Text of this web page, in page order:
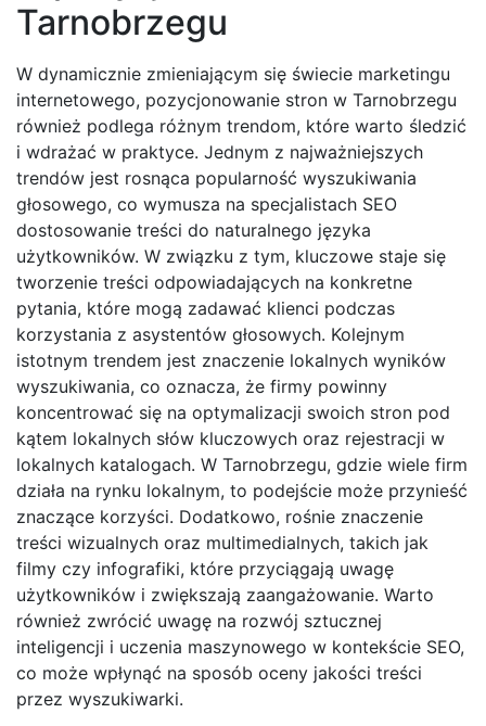
Tarnobrzegu
W dynamicznie zmieniającym się świecie marketingu
internetowego, pozycjonowanie stron w Tarnobrzegu
również podlega różnym trendom, które warto śledzić
i wdrażać w praktyce. Jednym z najważniejszych
trendów jest rosnąca popularność wyszukiwania
głosowego, co wymusza na specjalistach SEO
dostosowanie treści do naturalnego języka
użytkowników. W związku z tym, kluczowe staje się
tworzenie treści odpowiadających na konkretne
pytania, które mogą zadawać klienci podczas
korzystania z asystentów głosowych. Kolejnym
istotnym trendem jest znaczenie lokalnych wyników
wyszukiwania, co oznacza, że firmy powinny
koncentrować się na optymalizacji swoich stron pod
kątem lokalnych słów kluczowych oraz rejestracji w
lokalnych katalogach. W Tarnobrzegu, gdzie wiele firm
działa na rynku lokalnym, to podejście może przynieść
znaczące korzyści. Dodatkowo, rośnie znaczenie
treści wizualnych oraz multimedialnych, takich jak
filmy czy infografiki, które przyciągają uwagę
użytkowników i zwiększają zaangażowanie. Warto
również zwrócić uwagę na rozwój sztucznej
inteligencji i uczenia maszynowego w kontekście SEO,
co może wpłynąć na sposób oceny jakości treści
przez wyszukiwarki.